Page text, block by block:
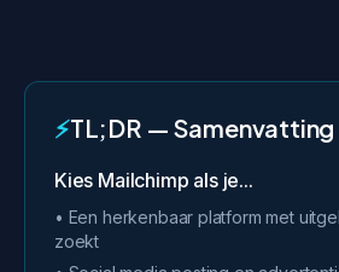
⚡TL;DR — Samenvatting
Kies Mailchimp als je...
• Een herkenbaar platform met
zoekt